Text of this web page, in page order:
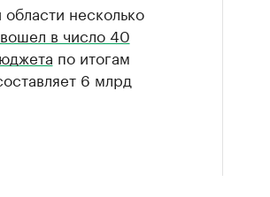
несколько
вошел в число 40
по итогам
6 млрд